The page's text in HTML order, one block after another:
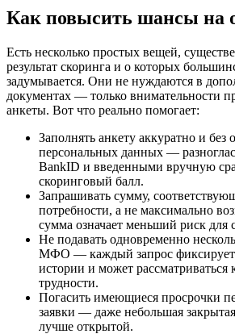
Как повысить шансы на
Есть несколько простых вещей,
результат скоринга и о которых
задумывается. Они не нуждаются в
документах — только внимательности
анкеты. Вот что реально помогает:
Заполнять анкету аккуратно и без
персональных данных —
BankID и введенными вручную
скоринговый балл.
Запрашивать сумму,
потребности, а не максимально
сумма означает меньший риск для
Не подавать одновременно
МФО — каждый запрос
истории и может рассматриваться
трудности.
Погасить имеющиеся просрочки
заявки — даже небольшая
лучше открытой.